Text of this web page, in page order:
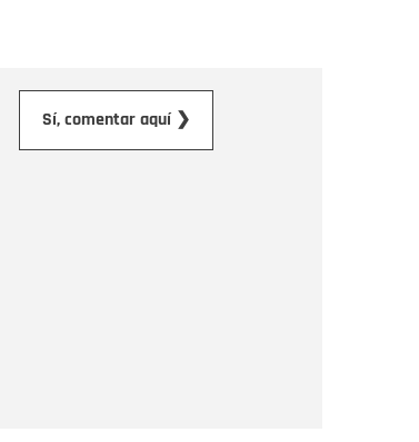
Sí, comentar aquí ❯